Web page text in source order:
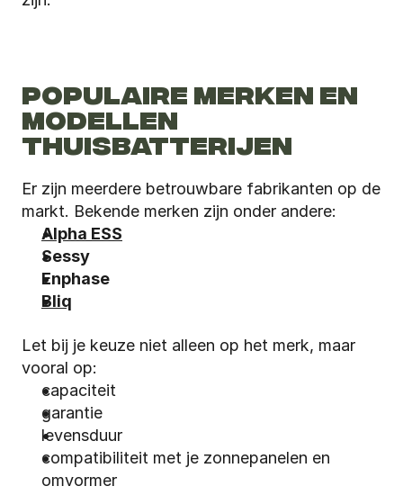
POPULAIRE MERKEN EN
MODELLEN
THUISBATTERIJEN
Er zijn meerdere betrouwbare fabrikanten op de
markt. Bekende merken zijn onder andere:
Alpha ESS
Sessy
Enphase
Bliq
Let bij je keuze niet alleen op het merk, maar
vooral op:
capaciteit
garantie
levensduur
compatibiliteit met je zonnepanelen en
omvormer